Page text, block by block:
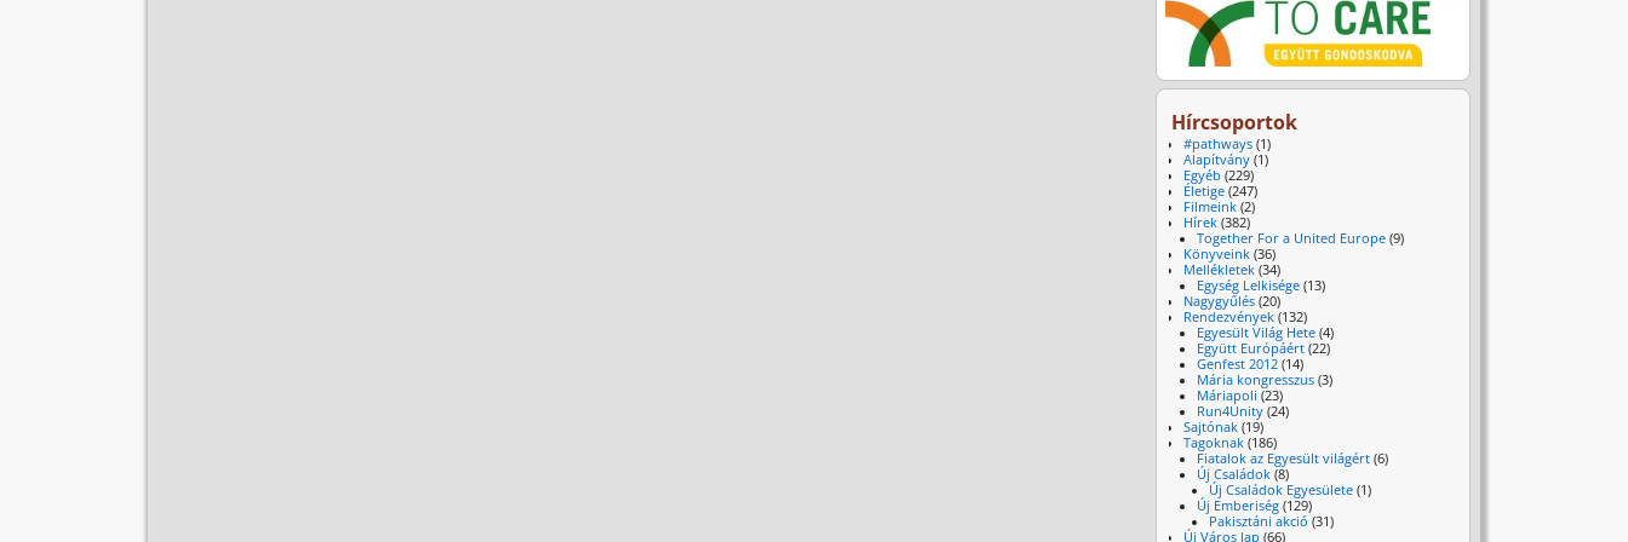
Hírcsoportok
#pathways (1)
Alapítvány (1)
Egyéb (229)
Életige (247)
Filmeink (2)
Hírek (382)
Together For a United Europe(9)
Könyveink (36)
Mellékletek (34)
Egység Lelkisége(13)
Nagygyűlés (20)
Rendezvények (132)
Egyesült Világ Hete(4)
Együtt Európáért(22)
Genfest 2012(14)
Mária kongresszus(3)
Máriapoli (23)
Run4Unity(24)
Sajtónak (19)
Tagoknak (186)
Fiatalok az Egyesült világért(6)
Új Családok(8)
Új Családok Egyesülete (1)
Új Emberiség(129)
Pakisztáni akció (31)
Új Város lap (66)